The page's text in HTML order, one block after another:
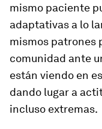
mismo paciente
adaptativas a lo
mismos patrones
comunidad ante
están viendo en
dando lugar a
incluso extremas.